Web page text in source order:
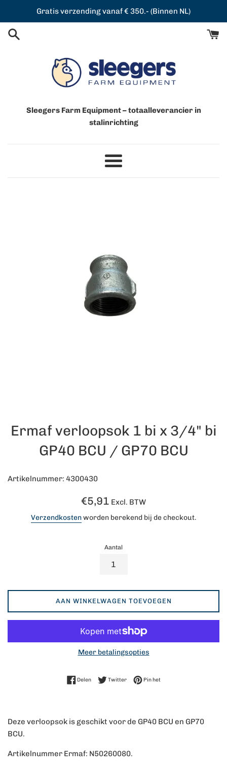
de
content
Gratis verzending vanaf € 350.- (Binnen NL)
Sleegers Farm Equipment – totaalleverancier in
stalinrichting
Menu
Ermaf verloopsok 1 bi x 3/4" bi
GP40 BCU / GP70 BCU
Artikelnummer: 4300430
Normale
€5,91 Excl. BTW
Verzendkostenworden berekend bij de checkout.
Aantal
AAN WINKELWAGEN TOEVOEGEN
Meer betalingsopties
DelenDelen op Facebook
TwitterTwitteren op Twitter
Pin hetPinnen op Pinterest
Deze verloopsok is geschikt voor de GP40 BCU en GP70
BCU.
Artikelnummer Ermaf: N50260080.